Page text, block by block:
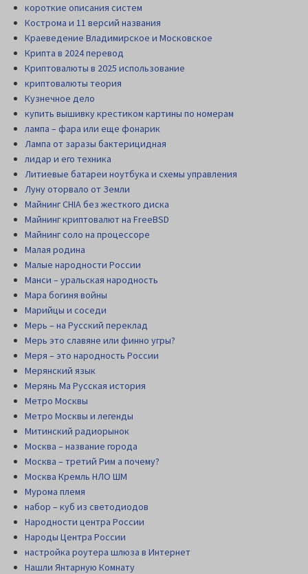
короткие описания систем
Кострома и 11 версий названия
Краеведение Владимирское и Московское
Крипта в 2024 перевод
Криптовалюты в 2025 использование
криптовалюты теория
Кузнечное дело
купить вышивку крестиком картины по номерам
лампа – фара или еще фонарик
Лампа от заразы бактерицидная
лидар и его техника
Литиевые батареи ноутбука и схемы управления
Луну оторвало от Земли
Майнинг CHIA без жесткого диска
Майнинг криптовалют на FreeBSD
Майнинг соло на процессоре
Малая родина
Малые народности России
Манси – уральская народность
Мара богиня войны
Марийцы и соседи
Мерь – на Русский переклад
Мерь это славяне или финно угры?
Меря – это народность России
Мерянский язык
Мерянь Ма Русская история
Метро Москвы
Метро Москвы и легенды
Митинский радиорынок
Москва – название города
Москва – третий Рим а почему?
Москва Кремль НЛО ШМ
Мурома племя
набор – куб из светодиодов
Народности центра России
Народы Центра России
настройка роутера шлюза в Интернет
Нашли Янтарную Комнату